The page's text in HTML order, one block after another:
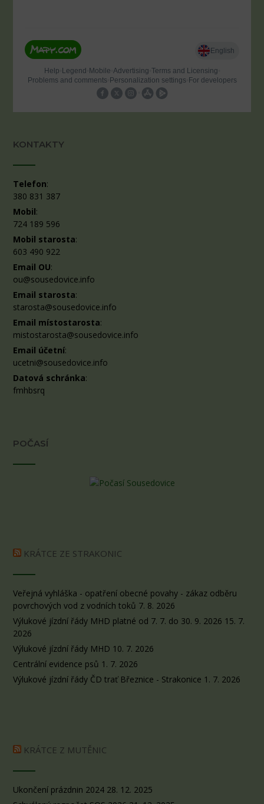
KONTAKTY
Telefon:
380 831 387
Mobil:
724 189 596
Mobil starosta:
603 490 922
Email OU:
ou@sousedovice.info
Email starosta:
starosta@sousedovice.info
Email místostarosta:
mistostarosta@sousedovice.info
Email účetní:
ucetni@sousedovice.info
Datová schránka:
fmhbsrq
POČASÍ
KRÁTCE ZE STRAKONIC
Veřejná vyhláška - opatření obecné povahy - zákaz odběru
povrchových vod z vodních toků 7. 8. 2026
Výlukové jízdní řády MHD platné od 7. 7. do 30. 9. 2026 15. 7.
2026
Výlukové jízdní řády MHD 10. 7. 2026
Centrální evidence psů 1. 7. 2026
Výlukové jízdní řády ČD trať Březnice - Strakonice 1. 7. 2026
KRÁTCE Z MUTĚNIC
Ukončení prázdnin 2024 28. 12. 2025